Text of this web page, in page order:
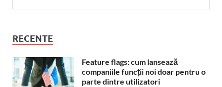
RECENTE
Feature flags: cum lansează
companiile funcții noi doar pentru o
parte dintre utilizatori